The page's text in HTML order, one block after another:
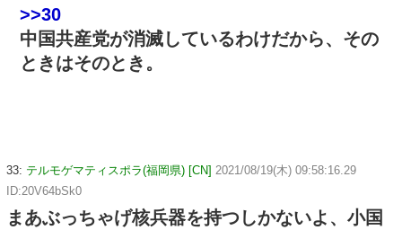
>>30
中国共産党が消滅しているわけだから、その
ときはそのとき。
33: テルモゲマティスポラ(福岡県) [CN] 2021/08/19(木) 09:58:16.29
ID:20V64bSk0
まあぶっちゃげ核兵器を持つしかないよ、小国